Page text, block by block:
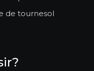
de tournesol